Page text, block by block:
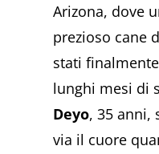
Arizona, dove
prezioso cane
stati
lunghi mesi di
Deyo, 35 anni,
via il cuore